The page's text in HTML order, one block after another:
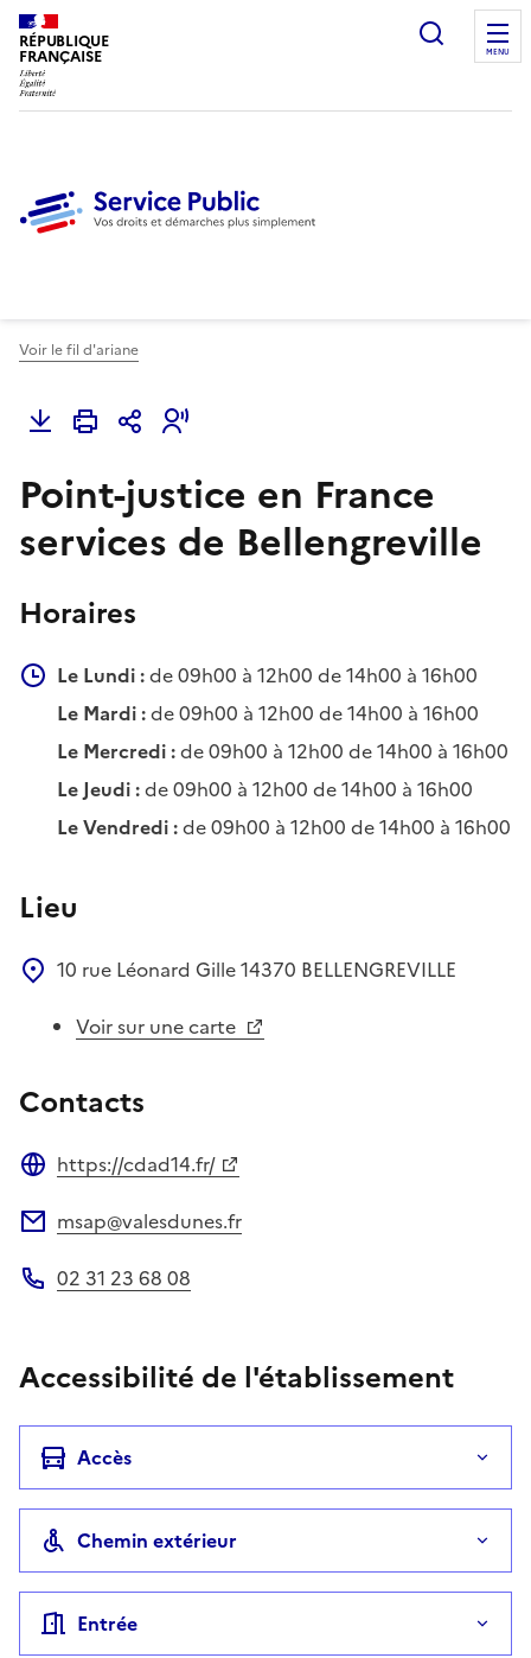
RÉPUBLIQUE
FRANÇAISE
Ouvrir
MENU
Voir le fil d'ariane
Point-justice en France
services de Bellengreville
Horaires
Le Lundi :de 09h00 à 12h00 de 14h00 à 16h00
Le Mardi :de 09h00 à 12h00 de 14h00 à 16h00
Le Mercredi :de 09h00 à 12h00 de 14h00 à 16h00
Le Jeudi :de 09h00 à 12h00 de 14h00 à 16h00
Le Vendredi :de 09h00 à 12h00 de 14h00 à 16h00
Lieu
10 rue Léonard Gille14370 BELLENGREVILLE
Voir sur une carte
Contacts
https://cdad14.fr/
msap@valesdunes.fr
02 31 23 68 08
Accessibilité de l'établissement
Accès
Chemin extérieur
Entrée